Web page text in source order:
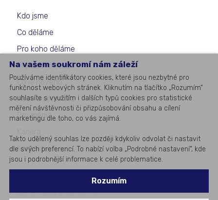
Na vašem soukromí nám záleží
Používáme identifikátory cookies, které jsou nezbytné pro
funkčnost webových stránek. Kliknutím na tlačítko „Rozumím“
souhlasíte s využitím i dalších typů cookies pro statistické
měření návštěvnosti či přizpůsobování obsahu a cílení
marketingu dle toho, co vás zajímá.
Takto udělený souhlas lze později kdykoliv odvolat či nastavit
dle svých preferencí. To nabízí volba „Podrobné nastavení“, kde
jsou i podrobnější informace k celé problematice.
Rozumím
Kdo jsme
Co děláme
Pro koho děláme
Případové studie
Co je nového
Akce a semináře
Pro média
Kontakty